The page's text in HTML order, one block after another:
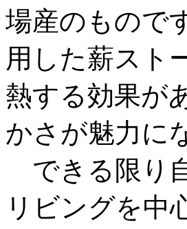
場産のもので
用した薪スト
熱する効果が
かさが魅力に
できる限り
リビングを中